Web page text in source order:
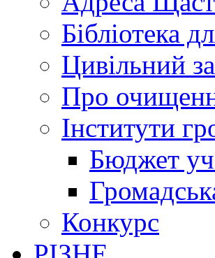
Бібліотека
Цивільний
Про
Інститути
Бюджет
Конкурс